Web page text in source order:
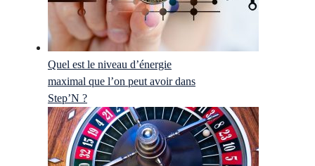
Quel est le niveau d’énergie
maximal que l’on peut avoir dans
Step’N ?